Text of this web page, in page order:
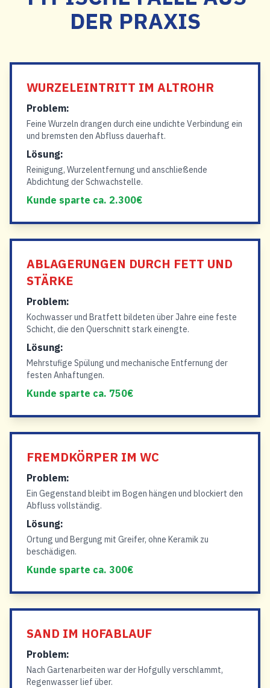
DER PRAXIS
WURZELEINTRITT IM ALTROHR
Problem:
Feine Wurzeln drangen durch eine undichte Verbindung ein
und bremsten den Abfluss dauerhaft.
Lösung:
Reinigung, Wurzelentfernung und anschließende
Abdichtung der Schwachstelle.
Kunde sparte ca. 2.300€
ABLAGERUNGEN DURCH FETT UND
STÄRKE
Problem:
Kochwasser und Bratfett bildeten über Jahre eine feste
Schicht, die den Querschnitt stark einengte.
Lösung:
Mehrstufige Spülung und mechanische Entfernung der
festen Anhaftungen.
Kunde sparte ca. 750€
FREMDKÖRPER IM WC
Problem:
Ein Gegenstand bleibt im Bogen hängen und blockiert den
Abfluss vollständig.
Lösung:
Ortung und Bergung mit Greifer, ohne Keramik zu
beschädigen.
Kunde sparte ca. 300€
SAND IM HOFABLAUF
Problem:
Nach Gartenarbeiten war der Hofgully verschlammt,
Regenwasser lief über.